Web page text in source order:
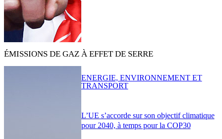
ÉMISSIONS DE GAZ À EFFET DE SERRE
L’UE s’accorde sur son objectif climatique
pour 2040, à temps pour la COP30
ENERGIE, ENVIRONNEMENT ET
TRANSPORT